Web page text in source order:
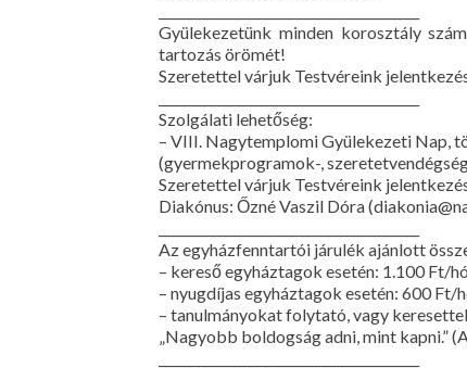
Gyülekezetünk minden korosztály
tartozás örömét!
Szeretettel várjuk Testvéreink
Szolgálati lehetőség:
– VIII. Nagytemplomi Gyülekezeti Nap,
(gyermekprogramok-,
Szeretettel várjuk Testvéreink
Diakónus: Őzné Vaszil Dóra
Az egyházfenntartói járulék ajánlott
– kereső egyháztagok esetén: 1.100 Ft/
– nyugdíjas egyháztagok esetén: 600 Ft/
– tanulmányokat folytató, vagy
„Nagyobb boldogság adni, mint kapni.”